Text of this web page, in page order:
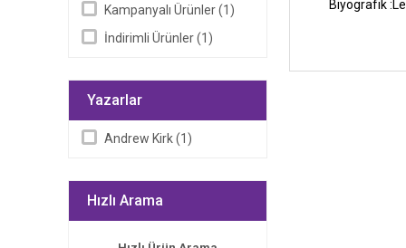
Kampanyalı Ürünler (1)
İndirimli Ürünler (1)
Yazarlar
Andrew Kirk (1)
Hızlı Arama
Biyografik